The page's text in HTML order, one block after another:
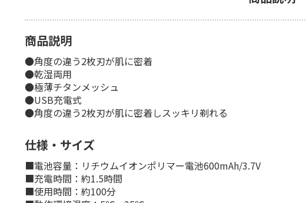
商品説明
●角度の違う2枚刃が肌に密着
●乾湿両用
●極薄チタンメッシュ
●USB充電式
●角度の違う2枚刃が肌に密着しスッキリ剃れる
仕様・サイズ
■電池容量：リチウムイオンポリマー電池600mAh/3.7V
■充電時間：約1.5時間
■使用時間：約100分